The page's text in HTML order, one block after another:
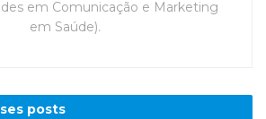
em Comunicação e Marketing
em Saúde).
posts